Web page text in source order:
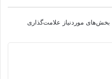
بخش‌های موردنیاز علامت‌گذاری